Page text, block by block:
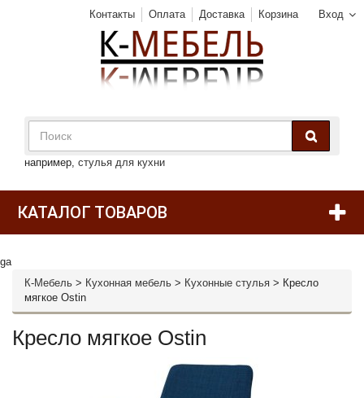
Вход
Контакты Оплата Доставка Корзина
например, стулья для кухни
КАТАЛОГ ТОВАРОВ
ga
К-Мебель > Кухонная мебель > Кухонные стулья > Кресло
мягкое Ostin
Кресло мягкое Ostin